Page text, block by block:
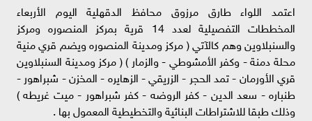
اعتمد اللواء طارق مرزوق محافظ الدقهلية اليوم الأربعاء
المخططات التفصيلية لعدد 14 قرية بمركز المنصوره ومركز
والسنبلاوين وهم كالآتي ( مركز ومدينة المنصوره ويضم قري منية
محلة دمنة - وكفر الأمشوطي - والزمار ) ( مركز ومدينة السنبلاوين
قري الأورمان - تمد الحجر - الزريقي - الزهايره - المخزن - شبراهور -
طنباره - سعد الدين - كفر الروضه - كفر شبراهور - ميت غريطه )
وذلك طبقا للاشتراطات البنائية والتخطيطية المعمول بها .